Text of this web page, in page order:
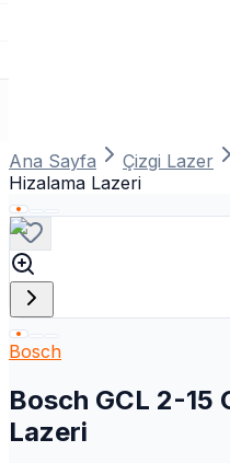
Ana Sayfa Çizgi Lazer
Hizalama Lazeri
Bosch
Bosch GCL 2-15
Lazeri